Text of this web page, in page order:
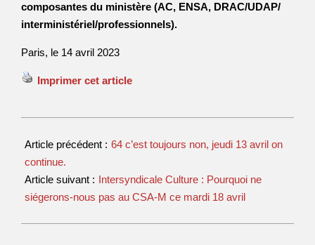
composantes du ministère (AC, ENSA, DRAC/UDAP/
interministériel/professionnels).
Paris, le 14 avril 2023
Imprimer cet article
Article précédent : 64 c’est toujours non, jeudi 13 avril on
continue.
Article suivant : Intersyndicale Culture : Pourquoi ne
siégerons-nous pas au CSA-M ce mardi 18 avril